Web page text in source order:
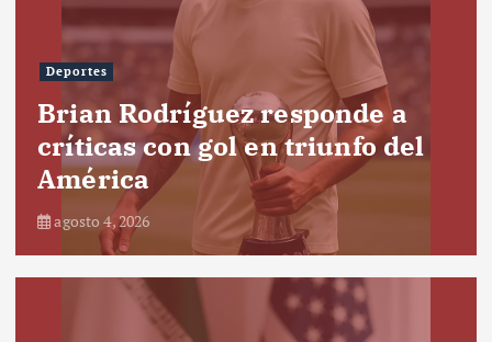
Deportes
Brian Rodríguez responde a
críticas con gol en triunfo del
América
agosto 4, 2026